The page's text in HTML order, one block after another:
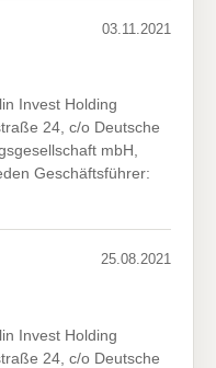
03.11.2021
Invest Holding
24, c/o Deutsche
mbH,
Geschäftsführer:
25.08.2021
Invest Holding
24, c/o Deutsche